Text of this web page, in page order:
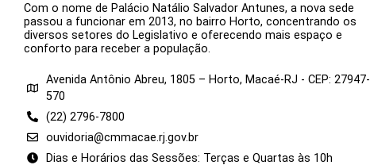
Com o nome de Palácio Natálio Salvador Antunes, a nova sede
passou a funcionar em 2013, no bairro Horto, concentrando os
diversos setores do Legislativo e oferecendo mais espaço e
conforto para receber a população.
Avenida Antônio Abreu, 1805 – Horto, Macaé-RJ - CEP: 27947-
570
(22) 2796-7800
ouvidoria@cmmacae.rj.gov.br
Dias e Horários das Sessões: Terças e Quartas às 10h